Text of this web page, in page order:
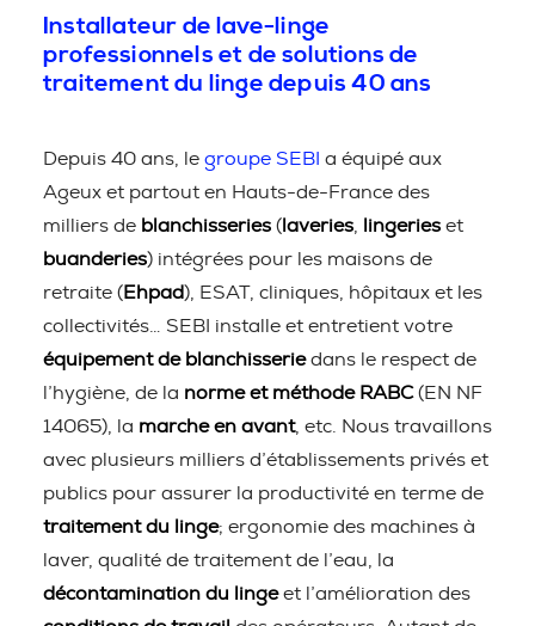
Installateur de lave-linge
professionnels et de solutions de
traitement du linge depuis 40 ans
Depuis 40 ans, le groupe SEBI a équipé aux
Ageux et partout en Hauts-de-France des
milliers de blanchisseries ( laveries lingeries et
buanderies) intégrées pour les maisons de
retraite (Ehpad), ESAT, cliniques, hôpitaux et les
collectivités… SEBI installe et entretient votre
équipement de blanchisseriedans le respect de
l’hygiène, de la norme et méthode RABC(EN NF
14065), la marche en avant, etc. Nous travaillons
avec plusieurs milliers d’établissements privés et
publics pour assurer la productivité en terme de
traitement du linge; ergonomie des machines à
laver, qualité de traitement de l’eau, la
décontamination du lingeet l’amélioration des